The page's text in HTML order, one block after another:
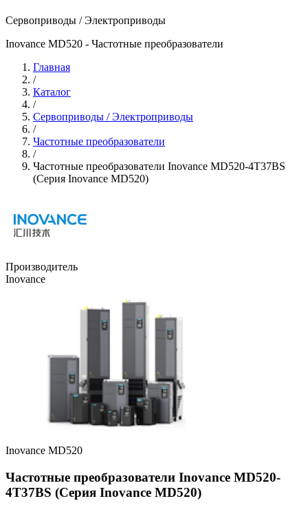
Сервоприводы / Электроприводы
Inovance MD520 - Частотные преобразователи
Главная
/
Каталог
/
Сервоприводы / Электроприводы
/
Частотные преобразователи
/
Частотные преобразователи Inovance MD520-4T37BS
(Серия Inovance MD520)
Производитель
Inovance
Inovance MD520
Частотные преобразователи Inovance MD520-
4T37BS (Серия Inovance MD520)